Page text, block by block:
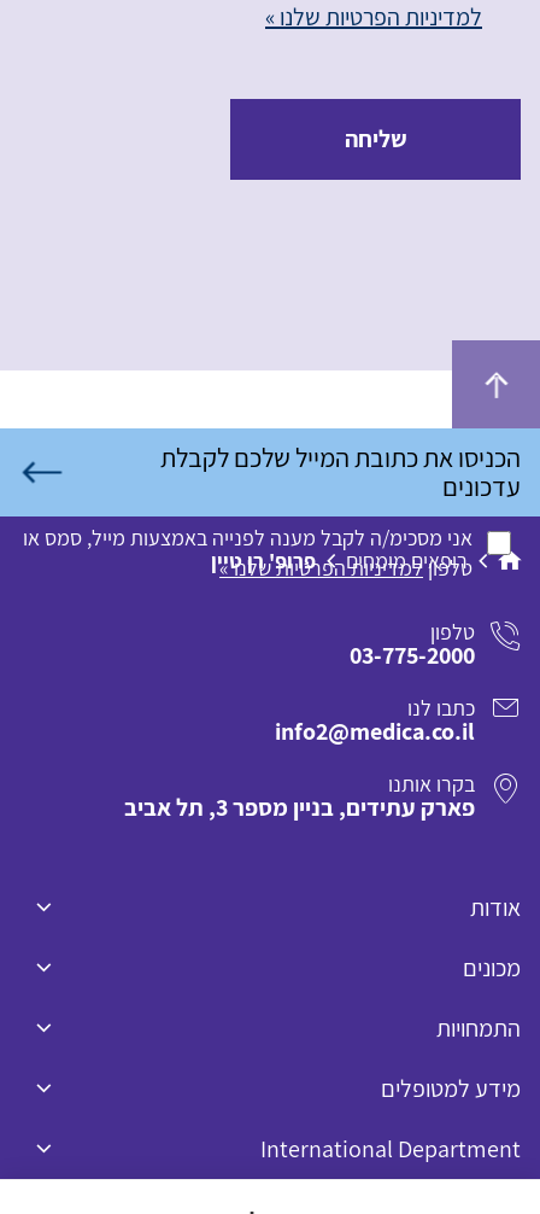
למדיניות הפרטיות שלנו »
שליחה
אני מסכימ/ה לקבל מענה לפנייה באמצעות מייל, סמס או
טלפוןלמדיניות הפרטיות שלנו »
רופאים מומחים פרופ' רן טיין
טלפון
03-775-2000
כתבו לנו
info2@medica.co.il
בקרו אותנו
פארק עתידים, בניין מספר 3, תל אביב
אודות
מכונים
התמחויות
מידע למטופלים
International Department